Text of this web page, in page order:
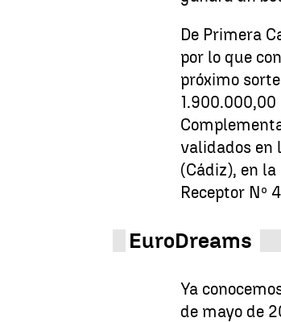
De Primera
por lo que
próximo
1.900.000,00
validados en
(Cádiz), en la
Receptor Nº
EuroDreams
Ya
de mayo de